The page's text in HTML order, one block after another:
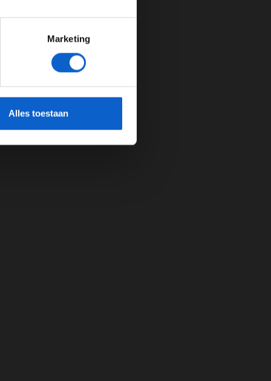
Marketing
Alles toestaan